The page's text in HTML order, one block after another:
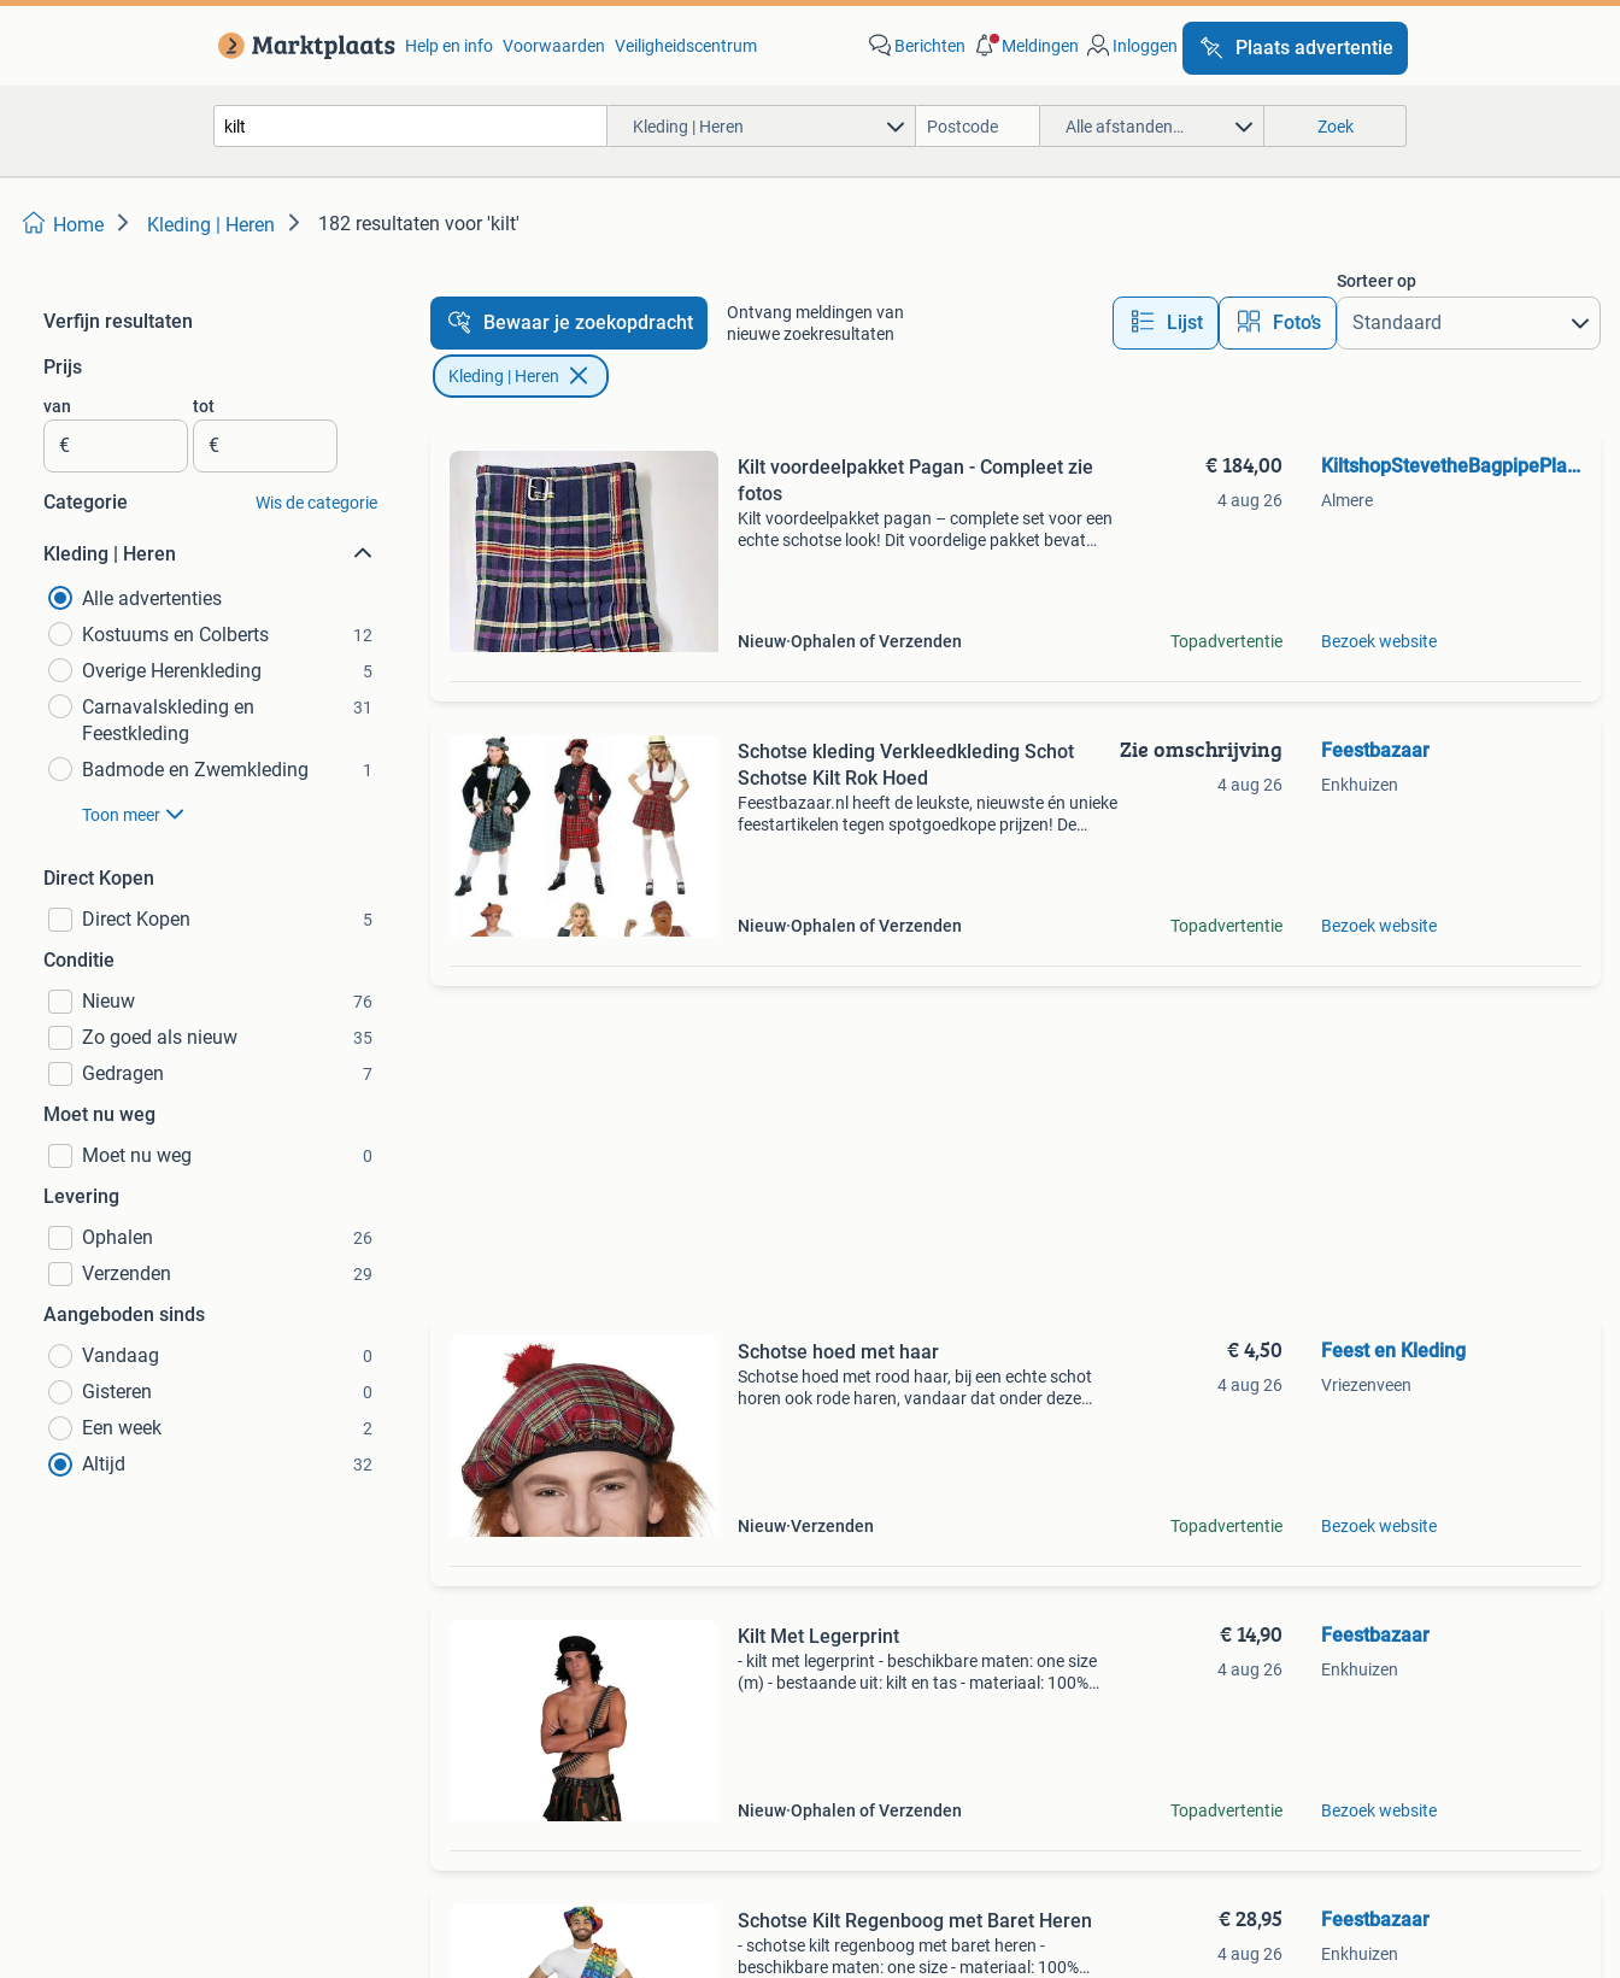
Help en info Voorwaarden Veiligheidscentrum Berichten Meldingen Inloggen Plaats advertentie
Kleding | Heren Alle afstanden… Zoek
Home Kleding | Heren 182 resultaten voor 'kilt'
Verfijn resultaten
Prijs
van
€
tot
€
Categorie Wis de categorie
Kleding | Heren
Alle advertenties
Kostuums en Colberts
12
Overige Herenkleding 5
Carnavalskleding en
Feestkleding
31
Badmode en Zwemkleding 1
Toon meer
Direct Kopen
Direct Kopen
5
Conditie
Nieuw
76
Zo goed als nieuw 35
Gedragen 7
Moet nu weg
Moet nu weg
0
Levering
Ophalen
26
Verzenden 29
Aangeboden sinds
Vandaag
0
Gisteren 0
Een week 2
Altijd 32
Bewaar je zoekopdracht
Ontvang meldingen van
nieuwe zoekresultaten
Lijst Foto’s
Sorteer op
Kleding | Heren
Kilt voordeelpakket Pagan - Compleet zie
fotos
Kilt voordeelpakket pagan – complete set voor een
echte schotse look! Dit voordelige pakket bevat
Nieuw Ophalen of Verzenden
€ 184,00
4 aug 26
Topadvertentie
KiltshopStevetheBagpipePlayer
Almere
Bezoek website
Schotse kleding Verkleedkleding Schot
Schotse Kilt Rok Hoed
Feestbazaar.nl heeft de leukste, nieuwste én unieke
feestartikelen tegen spotgoedkope prijzen! De
Nieuw Ophalen of Verzenden
Zie omschrijving
4 aug 26
Topadvertentie
Feestbazaar
Enkhuizen
Bezoek website
Schotse hoed met haar
Schotse hoed met rood haar, bij een echte schot
horen ook rode haren, vandaar dat onder deze
Nieuw Verzenden
€ 4,50
4 aug 26
Topadvertentie
Feest en Kleding
Vriezenveen
Bezoek website
Kilt Met Legerprint
- kilt met legerprint - beschikbare maten: one size
(m) - bestaande uit: kilt en tas - materiaal: 100%
Nieuw Ophalen of Verzenden
€ 14,90
4 aug 26
Topadvertentie
Feestbazaar
Enkhuizen
Bezoek website
Schotse Kilt Regenboog met Baret Heren
- schotse kilt regenboog met baret heren -
beschikbare maten: one size - materiaal: 100%
€ 28,95
4 aug 26
Feestbazaar
Enkhuizen